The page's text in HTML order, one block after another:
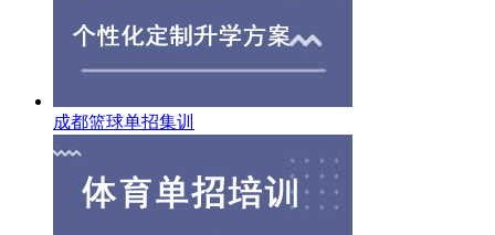
成都篮球单招集训